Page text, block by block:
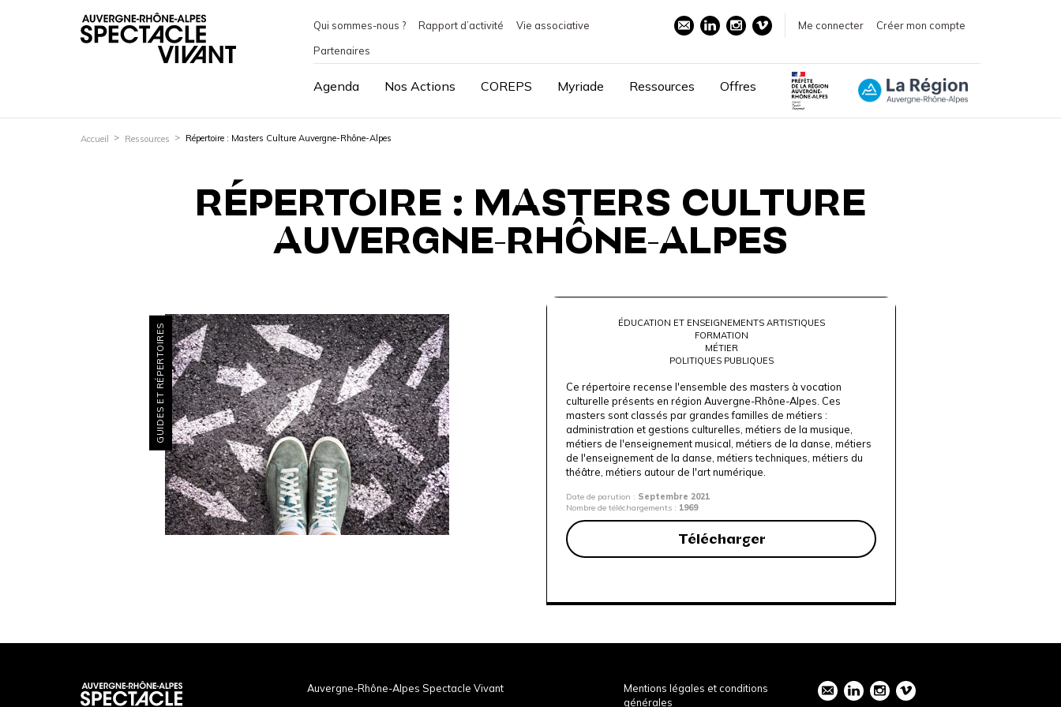
Qui sommes-nous ? Rapport d’activité
Vie associative
Partenaires
Me connecter Créer mon compte
Agenda Nos Actions COREPS Myriade Ressources Offres
Accueil Ressources Répertoire : Masters Culture Auvergne-Rhône-Alpes
RÉPERTOIRE : MASTERS CULTURE
AUVERGNE-RHÔNE-ALPES
GUIDES ET RÉPERTOIRES
ÉDUCATION ET ENSEIGNEMENTS ARTISTIQUES
FORMATION
MÉTIER
POLITIQUES PUBLIQUES
Ce répertoire recense l'ensemble des masters à vocation
culturelle présents en région Auvergne-Rhône-Alpes. Ces
masters sont classés par grandes familles de métiers :
administration et gestions culturelles, métiers de la musique,
métiers de l'enseignement musical, métiers de la danse, métiers
de l'enseignement de la danse, métiers techniques, métiers du
théâtre, métiers autour de l'art numérique.
Date de parution : Septembre 2021
Nombre de téléchargements : 1969
Télécharger
Auvergne-Rhône-Alpes Spectacle Vivant
Mentions légales et conditions
générales